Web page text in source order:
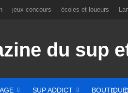
jeux concours écoles et loueurs
SUP ADDICT BOUTIQUE